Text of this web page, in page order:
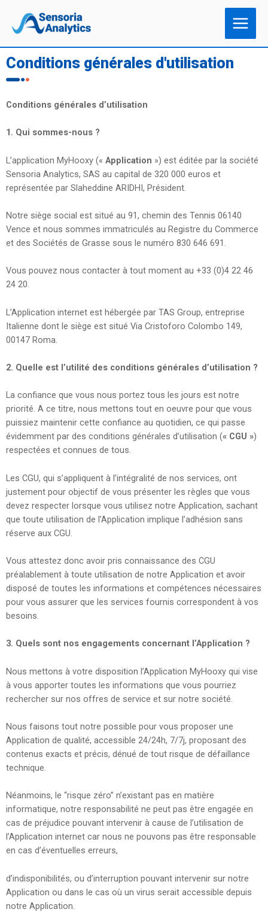
Conditions générales d'utilisation
Conditions générales d’utilisation
1. Qui sommes-nous ?
L’application MyHooxy (« Application ») est éditée par la société
Sensoria Analytics, SAS au capital de 320 000 euros et
représentée par Slaheddine ARIDHI, Président.
Notre siège social est situé au 91, chemin des Tennis 06140
Vence et nous sommes immatriculés au Registre du Commerce
et des Sociétés de Grasse sous le numéro 830 646 691 .
Vous pouvez nous contacter à tout moment au +33 (0)4 22 46
24 20.
L’Application internet est hébergée par TAS Group, entreprise
Italienne dont le siège est situé Via Cristoforo Colombo 149,
00147 Roma.
2. Quelle est l’utilité des conditions générales d’utilisation ?
La confiance que vous nous portez tous les jours est notre
priorité. A ce titre, nous mettons tout en oeuvre pour que vous
puissiez maintenir cette confiance au quotidien, ce qui passe
évidemment par des conditions générales d’utilisation (« CGU »)
respectées et connues de tous.
Les CGU, qui s’appliquent à l’intégralité de nos services, ont
justement pour objectif de vous présenter les règles que vous
devez respecter lorsque vous utilisez notre Application, sachant
que toute utilisation de l’Application implique l’adhésion sans
réserve aux CGU.
Vous attestez donc avoir pris connaissance des CGU
préalablement à toute utilisation de notre Application et avoir
disposé de toutes les informations et compétences nécessaires
pour vous assurer que les services fournis correspondent à vos
besoins.
3. Quels sont nos engagements concernant l’Application ?
Nous mettons à votre disposition l’Application MyHooxy qui vise
à vous apporter toutes les informations que vous pourriez
rechercher sur nos offres de service et sur notre société.
Nous faisons tout notre possible pour vous proposer une
Application de qualité, accessible 24/24h, 7/7j, proposant des
contenus exacts et précis, dénué de tout risque de défaillance
technique.
Néanmoins, le “risque zéro” n’existant pas en matière
informatique, notre responsabilité ne peut pas être engagée en
cas de préjudice pouvant intervenir à cause de l’utilisation de
l’Application internet car nous ne pouvons pas être responsable
en cas d’éventuelles erreurs,
d’indisponibilités, ou d’interruption pouvant intervenir sur notre
Application ou dans le cas où un virus serait accessible depuis
notre Application.